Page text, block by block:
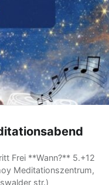
Frei **Wann?** 5.+12
Meditationszentrum,
str.)